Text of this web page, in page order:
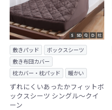
敷きパッド
ボックスシーツ
敷き布団カバー
枕カバー・枕パッド
暖かい
ずれにくいあったかフィットボ
ックスシーツ シングル～クイ
ーン